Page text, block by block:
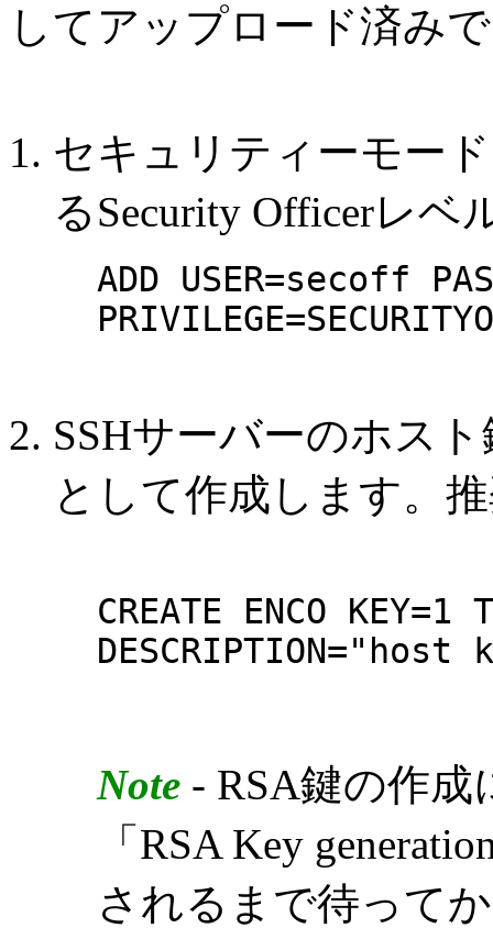
してアップロード済み
セキュリティーモー
るSecurity Officerレ
ADD USER=secoff
SSHサーバーのホス
として作成します。
CREATE ENCO KEY=1
DESCRIPTION="host
Note - RSA鍵の作
「RSA Key
されるまで待って